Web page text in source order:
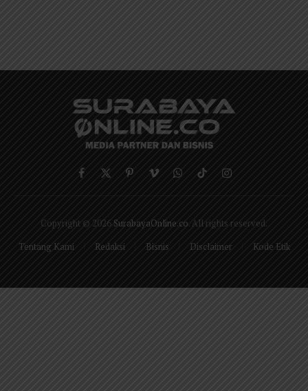
Facebook
X
PinterestVimeoWhatsApp
TikTokInstagram
Copyright © 2026 SurabayaOnline.co . All rights reserved.
Tentang Kami
Redaksi Bisnis Disclaimer Kode Etik